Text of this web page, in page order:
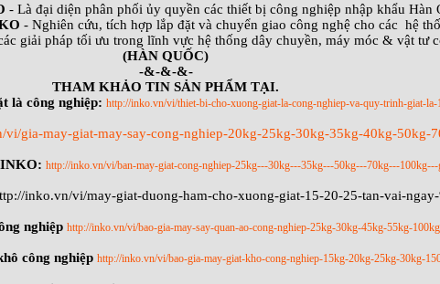
- Là đại diện phân phối ủy quyền các thiết bị công nghiệp nhập khẩu Hàn
- Nghiên cứu, tích hợp lắp đặt và chuyển giao công nghệ cho các hệ
giải pháp tối ưu trong lĩnh vực hệ thống dây chuyền, máy móc & vật tư
(HÀN QUỐC)
-&-&-&-
THAM KHẢO TIN SẢN PHẨM TẠI.
là công nghiệp: http://inko.vn/vi/thiet-bi-cho-xuong-giat-la-cong-nghiep-va-quy-trinh-giat-
vi/gia-may-giat-may-say-cong-nghiep-20kg-25kg-30kg-35kg-40kg-50kg-
INKO: http://inko.vn/vi/ban-may-giat-cong-nghiep-25kg---30kg---35kg---50kg---70kg---
inko.vn/vi/may-giat-duong-ham-cho-xuong-giat-15-20-25-tan-vai-
nghiệp http://inko.vn/vi/bao-gia-may-say-quan-ao-cong-nghiep-25kg-30kg-45kg-55kg-
công nghiệp http://inko.vn/vi/bao-gia-may-giat-kho-cong-nghiep-15kg-20kg-25kg-30kg-